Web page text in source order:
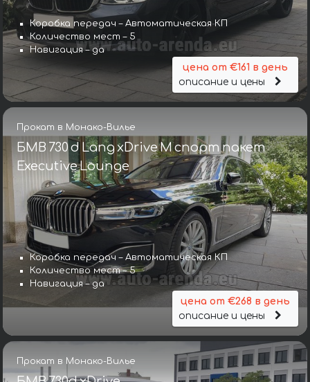
Коробка передач – Автоматическая КП
Количество мест – 5
Навигация – да
цена от €161 в день
описание и цены
Прокат в Монако-Вилье
БМВ 730 d Lang xDrive M спорт пакет
Executive Lounge
Коробка передач – Автоматическая КП
Количество мест – 5
Навигация – да
цена от €268 в день
описание и цены
Прокат в Монако-Вилье